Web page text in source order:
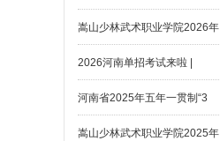
嵩山少林武术职业学院2026年
2026河南单招考试来啦 |
河南省2025年五年一贯制“3
嵩山少林武术职业学院2025年